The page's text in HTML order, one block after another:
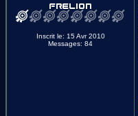
Inscrit le: 15 Avr 2010
Messages: 84